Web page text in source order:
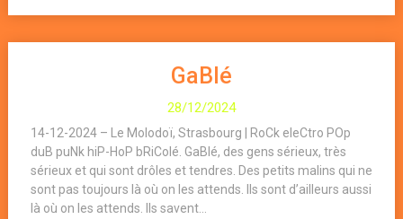
GaBlé
28/12/2024
14-12-2024 – Le Molodoï, Strasbourg | RoCk eleCtro POp
duB puNk hiP-HoP bRiColé. GaBlé, des gens sérieux, très
sérieux et qui sont drôles et tendres. Des petits malins qui ne
sont pas toujours là où on les attends. Ils sont d’ailleurs aussi
là où on les attends. Ils savent...